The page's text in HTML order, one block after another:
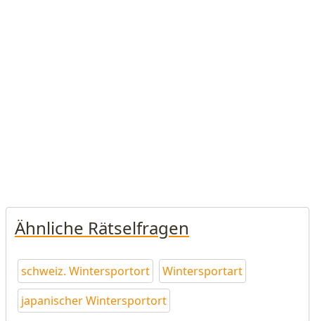
Ähnliche Rätselfragen
schweiz. Wintersportort
Wintersportart
japanischer Wintersportort